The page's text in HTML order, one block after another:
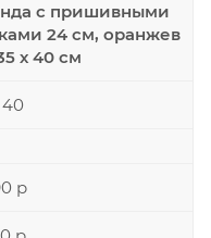
с пришивными
24 см, оранжев
х 40 см
40
р